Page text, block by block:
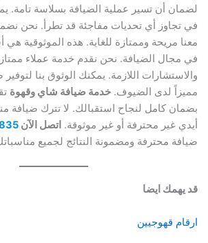
لضمان أن تسير عملية الضيافة بسلاسة تامة.
في تجاوز أي تحديات مفاجئة قد تطرأ. نحن
معنا مريحة وممتازة للغاية. هذه الموثوقية هي
في مجال الضيافة. نحن نقدم خدمة عملاء
والاستشارات اللازمة. يمكنك الوثوق بنا لتوفير
مميزاً لدى الضيوف.خدمة ضيافة شاي وقهوة
بضمان كامل لنجاح استقبالك. لا تترك ضيافة
أيدي غير محترفة أو غير موثوقة.اتصل الآن
ضيافة محترفة ومضمونة النتائج لجميع
قد يهمك ايضا
ارقام قهوجيين